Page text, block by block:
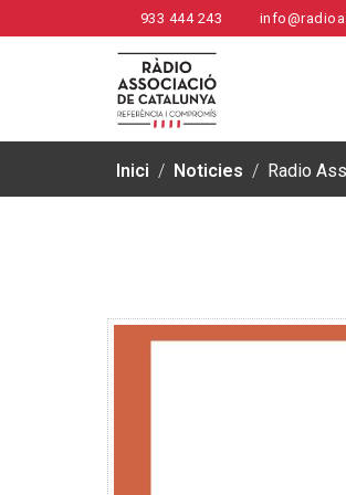
933 444 243
Inici / Noticies / Radio